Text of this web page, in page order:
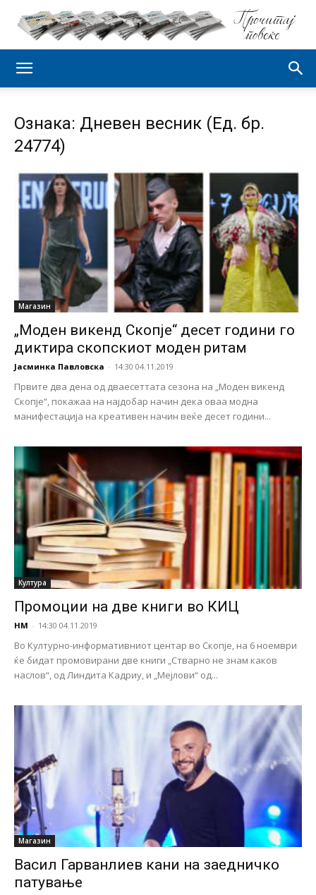
Ознака: Дневен весник (Ед. бр.
24774)
Магазин
„Моден викенд Скопје“ десет години го
диктира скопскиот моден ритам
Јасминка Павловска - 14:30 04.11.2019
Првите два дена од дваесеттата сезона на „Моден викенд
Скопје“, покажаа на најдобар начин дека оваа модна
манифестација на креативен начин веќе десет години...
Култура
Промоции на две книги во КИЦ
НМ - 14:30 04.11.2019
Во Културно-информативниот центар во Скопје, на 6 ноември
ќе бидат промовирани две книги „Стварно не знам каков
наслов“, од Линдита Кадриу, и „Мејлови“ од...
Магазин
Васил Гарванлиев кани на заедничко
патување